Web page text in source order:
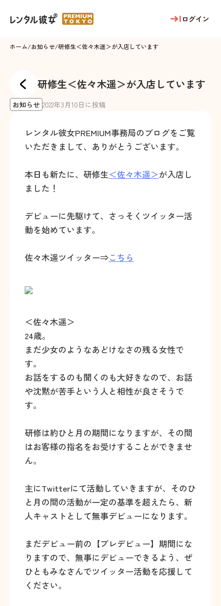
ログイン
ホーム/お知らせ/研修生＜佐々木遥＞が入店しています
研修生＜佐々木遥＞が入店しています
お知らせ 2022年3月 10 日に投稿
レンタル彼女PREMIUM事務局のブログをご覧
いただきまして、ありがとうございます。
本日も新たに、研修生＜佐々木遥＞が入店し
ました！
デビューに先駆けて、さっそくツイッター活
動を始めています。
佐々木遥ツイッター⇒こちら
＜佐々木遥＞
24歳。
まだ少女のようなあどけなさの残る女性で
す。
お話をするのも聞くのも大好きなので、お話
や沈黙が苦手という人と相性が良さそうで
す。
研修は約ひと月の期間になりますが、その間
はお客様の指名をお受けすることができませ
ん。
主にTwitterにて活動していきますが、そのひ
と月の間の活動が一定の基準を超えたら、新
人キャストとして無事デビューになります。
まだデビュー前の【プレデビュー】期間にな
りますので、無事にデビューできるよう、ぜ
ひともみなさんでツイッター活動を応援して
ください。